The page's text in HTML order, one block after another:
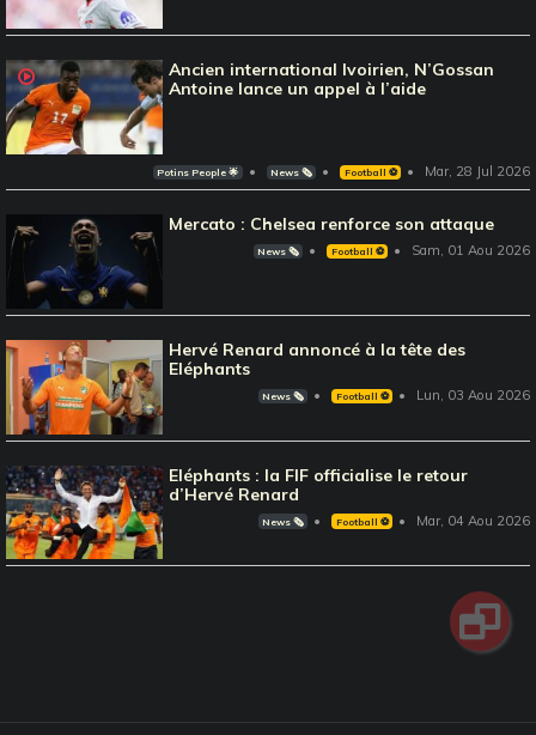
Ancien international Ivoirien, N’Gossan
Antoine lance un appel à l’aide
Potins People 🌟 News 🗞️ Football ⚽️ Mar, 28 Jul 2026
Mercato : Chelsea renforce son attaque
News 🗞️ Football ⚽️ Sam, 01 Aou 2026
Hervé Renard annoncé à la tête des
Eléphants
News 🗞️ Football ⚽️ Lun, 03 Aou 2026
Eléphants : la FIF officialise le retour
d’Hervé Renard
News 🗞️ Football ⚽️ Mar, 04 Aou 2026